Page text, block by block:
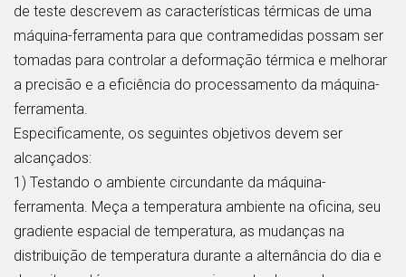
de teste descrevem as características térmicas de uma
máquina-ferramenta para que contramedidas possam ser
tomadas para controlar a deformação térmica e melhorar
a precisão e a eficiência do processamento da máquina-
ferramenta.
Especificamente, os seguintes objetivos devem ser
alcançados:
1) Testando o ambiente circundante da máquina-
ferramenta. Meça a temperatura ambiente na oficina, seu
gradiente espacial de temperatura, as mudanças na
distribuição de temperatura durante a alternância do dia e